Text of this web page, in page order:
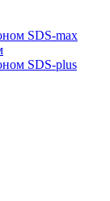
SDS-max
SDS-plus